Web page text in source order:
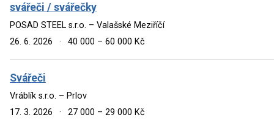
svářeči / svářečky
POSAD STEEL s.r.o. – Valašské Meziříčí
26. 6. 2026
· 40 000 – 60 000 Kč
Svářeči
Vráblík s.r.o. – Prlov
17. 3. 2026
· 27 000 – 29 000 Kč